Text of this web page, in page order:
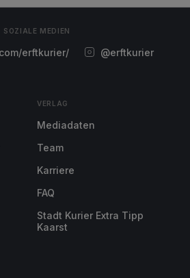
SOZIALE MEDIEN
erftkurier/ @erftkurier
VERLAG
Mediadaten
Team
Karriere
FAQ
Stadt Kurier Extra Tipp
Kaarst